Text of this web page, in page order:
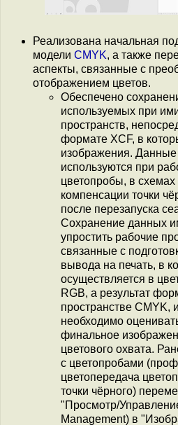
Реализована начальная
модели CMYK, а также
аспекты, связанные с
отображением цветов.
Обеспечено
используемых при
пространств,
формате XCF, в
изображения.
используются при
цветопробы, в
компенсации точки
после перезапуска
Сохранение данных
упростить рабочие
связанные с
вывода на печать, в
осуществляется в
RGB, а результат
пространстве CMYK,
необходимо
финальное
цветового охвата.
с цветопробами
цветопередача
точки чёрного)
"Просмотр/
Management) в